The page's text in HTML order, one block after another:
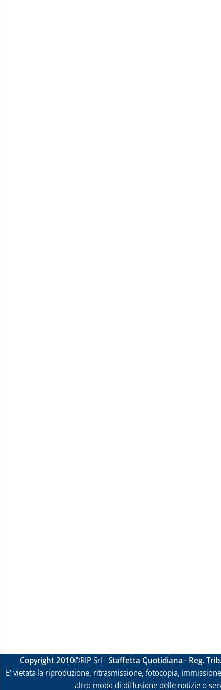
Copyright 2010©RIP Srl -Staffetta Quotidiana - Reg.
E' vietata la riproduzione, ritrasmissione, fotocopia,
altro modo di diffusione delle notizie o